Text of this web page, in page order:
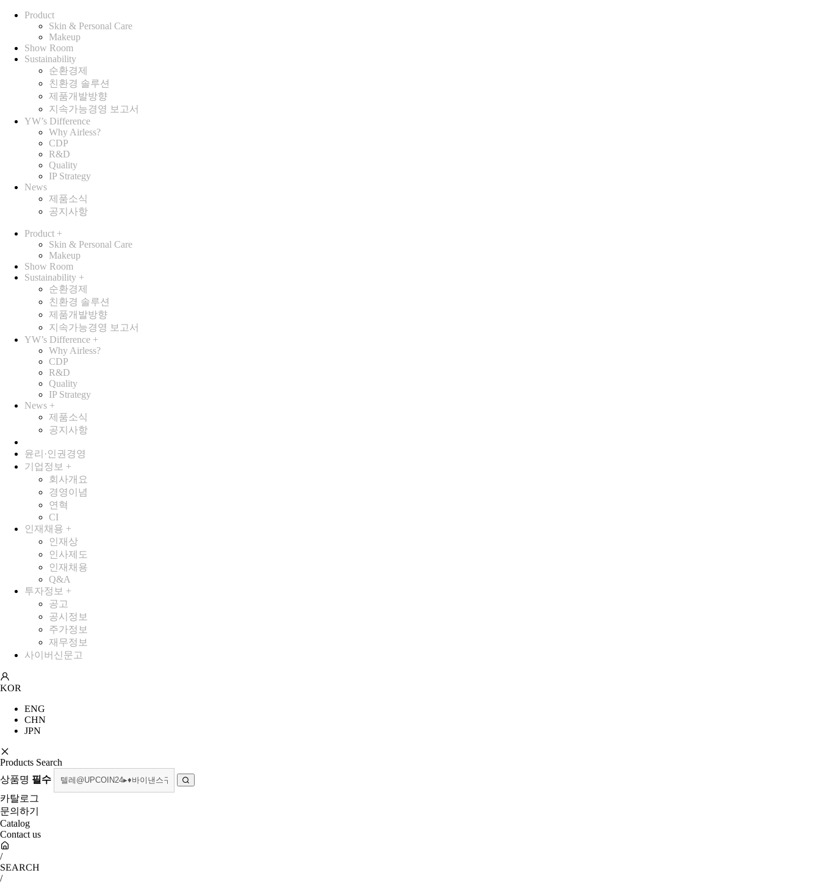
Product
Skin & Personal Care
Makeup
Show Room
Sustainability
순환경제
친환경 솔루션
제품개발방향
지속가능경영 보고서
YW’s Difference
Why Airless?
CDP
R&D
Quality
IP Strategy
News
제품소식
공지사항
Product +
Skin & Personal Care
Makeup
Show Room
Sustainability +
순환경제
친환경 솔루션
제품개발방향
지속가능경영 보고서
YW’s Difference +
Why Airless?
CDP
R&D
Quality
IP Strategy
News +
제품소식
공지사항
윤리·인권경영
기업정보 +
회사개요
경영이념
연혁
CI
인재채용 +
인재상
인사제도
인재채용
Q&A
투자정보 +
공고
공시정보
주가정보
재무정보
사이버신문고
KOR
ENG
CHN
JPN
Products Search
상품명 필수
카탈로그
문의하기
Catalog
Contact us
/
SEARCH
/